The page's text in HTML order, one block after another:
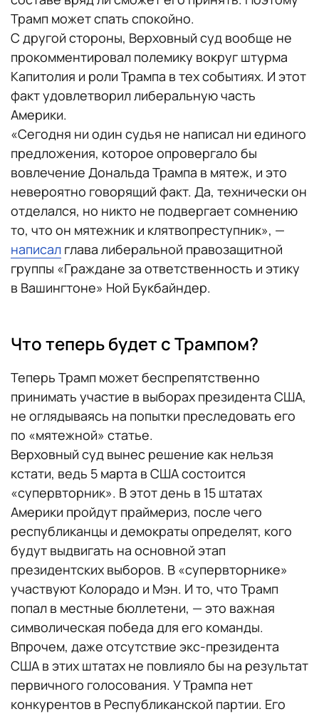
Трамп может спать спокойно.
С другой стороны, Верховный суд вообще не
прокомментировал полемику вокруг штурма
Капитолия и роли Трампа в тех событиях. И этот
факт удовлетворил либеральную часть
Америки.
«Сегодня ни один судья не написал ни единого
предложения, которое опровергало бы
вовлечение Дональда Трампа в мятеж, и это
невероятно говорящий факт. Да, технически он
отделался, но никто не подвергает сомнению
то, что он мятежник и клятвопреступник», —
написал глава либеральной правозащитной
группы «Граждане за ответственность и этику
в Вашингтоне» Ной Букбайндер.
Что теперь будет с Трампом?
Теперь Трамп может беспрепятственно
принимать участие в выборах президента США,
не оглядываясь на попытки преследовать его
по «мятежной» статье.
Верховный суд вынес решение как нельзя
кстати, ведь 5 марта в США состоится
«супервторник». В этот день в 15 штатах
Америки пройдут праймериз, после чего
республиканцы и демократы определят, кого
будут выдвигать на основной этап
президентских выборов. В «супервторнике»
участвуют Колорадо и Мэн. И то, что Трамп
попал в местные бюллетени, — это важная
символическая победа для его команды.
Впрочем, даже отсутствие экс-президента
США в этих штатах не повлияло бы на результат
первичного голосования. У Трампа нет
конкурентов в Республиканской партии. Его